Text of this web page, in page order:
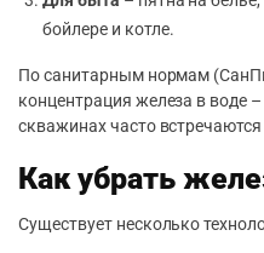
бойлере и котле.
По санитарным нормам
концентрация железа в воде
скважинах часто
Как убрать
Существует несколько